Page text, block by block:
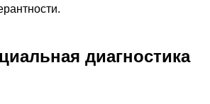
диагностика